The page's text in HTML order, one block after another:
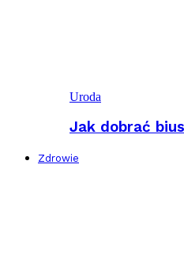
Uroda
Jak dobrać
Zdrowie